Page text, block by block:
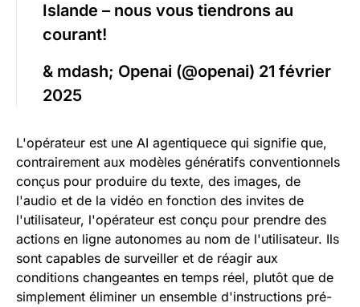
Islande – nous vous tiendrons au
courant!
& mdash; Openai (@openai) 21 février
2025
L'opérateur est une AI agentiquece qui signifie que,
contrairement aux modèles génératifs conventionnels
conçus pour produire du texte, des images, de
l'audio et de la vidéo en fonction des invites de
l'utilisateur, l'opérateur est conçu pour prendre des
actions en ligne autonomes au nom de l'utilisateur. Ils
sont capables de surveiller et de réagir aux
conditions changeantes en temps réel, plutôt que de
simplement éliminer un ensemble d'instructions pré-